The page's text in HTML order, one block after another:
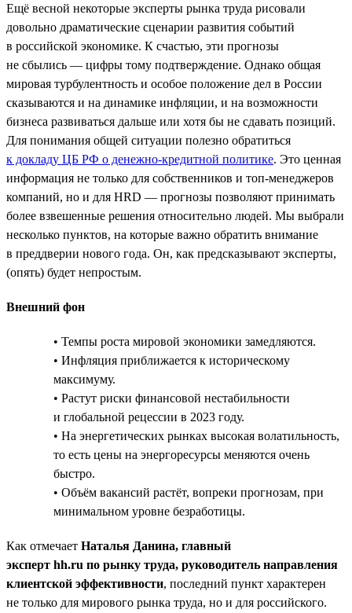
Ещё весной некоторые эксперты рынка труда рисовали
довольно драматические сценарии развития событий
в российской экономике. К счастью, эти прогнозы
не сбылись — цифры тому подтверждение. Однако общая
мировая турбулентность и особое положение дел в России
сказываются и на динамике инфляции, и на возможности
бизнеса развиваться дальше или хотя бы не сдавать позиций.
Для понимания общей ситуации полезно обратиться
к докладу ЦБ РФ о денежно-кредитной политике. Это ценная
информация не только для собственников и топ-менеджеров
компаний, но и для HRD — прогнозы позволяют принимать
более взвешенные решения относительно людей. Мы выбрали
несколько пунктов, на которые важно обратить внимание
в преддверии нового года. Он, как предсказывают эксперты,
(опять) будет непростым.
Внешний фон
• Темпы роста мировой экономики замедляются.
• Инфляция приближается к историческому
максимуму.
• Растут риски финансовой нестабильности
и глобальной рецессии в 2023 году.
• На энергетических рынках высокая волатильность,
то есть цены на энергоресурсы меняются очень
быстро.
• Объём вакансий растёт, вопреки прогнозам, при
минимальном уровне безработицы.
Как отмечает Наталья Данина, главный
эксперт hh.ru по рынку труда, руководитель направления
клиентской эффективности, последний пункт характерен
не только для мирового рынка труда, но и для российского.